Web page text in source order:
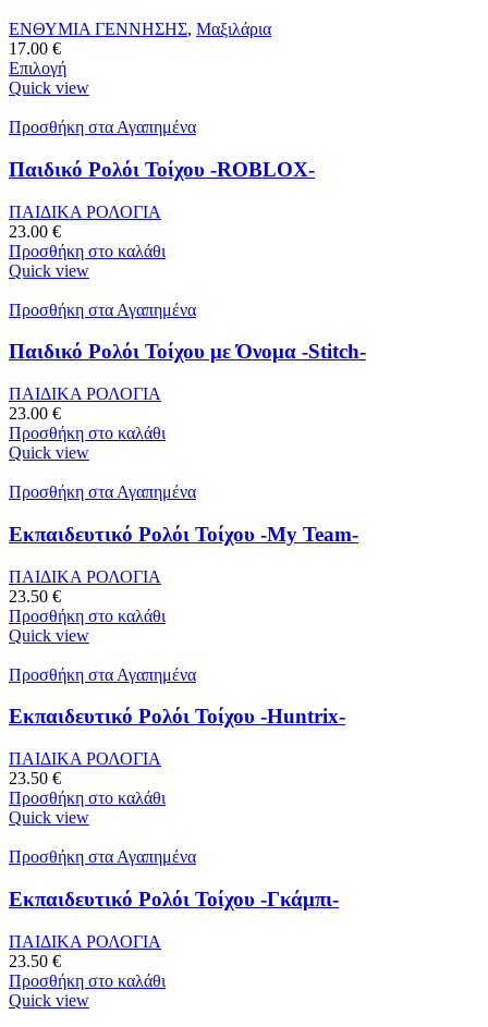
ΕΝΘΥΜΙΑ ΓΕΝΝΗΣΗΣ, Μαξιλάρια
17.00 €
Επιλογή
Quick view
Προσθήκη στα Αγαπημένα
Παιδικό Ρολόι Τοίχου -ROBLOX-
ΠΑΙΔΙΚΑ ΡΟΛΟΓΙΑ
23.00 €
Προσθήκη στο καλάθι
Quick view
Προσθήκη στα Αγαπημένα
Παιδικό Ρολόι Τοίχου με Όνομα -Stitch-
ΠΑΙΔΙΚΑ ΡΟΛΟΓΙΑ
23.00 €
Προσθήκη στο καλάθι
Quick view
Προσθήκη στα Αγαπημένα
Εκπαιδευτικό Ρολόι Τοίχου -My Team-
ΠΑΙΔΙΚΑ ΡΟΛΟΓΙΑ
23.50 €
Προσθήκη στο καλάθι
Quick view
Προσθήκη στα Αγαπημένα
Εκπαιδευτικό Ρολόι Τοίχου -Huntrix-
ΠΑΙΔΙΚΑ ΡΟΛΟΓΙΑ
23.50 €
Προσθήκη στο καλάθι
Quick view
Προσθήκη στα Αγαπημένα
Εκπαιδευτικό Ρολόι Τοίχου -Γκάμπι-
ΠΑΙΔΙΚΑ ΡΟΛΟΓΙΑ
23.50 €
Προσθήκη στο καλάθι
Quick view